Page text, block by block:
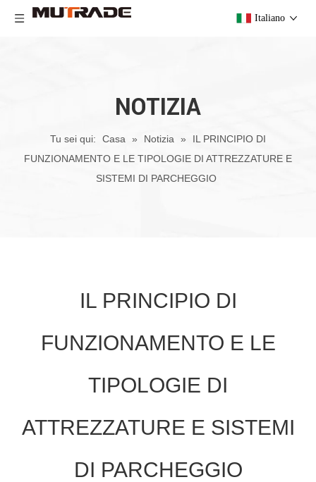
Italiano
NOTIZIA
Tu sei qui: Casa » Notizia »
IL PRINCIPIO DI
FUNZIONAMENTO E LE TIPOLOGIE DI ATTREZZATURE E
SISTEMI DI PARCHEGGIO
IL PRINCIPIO DI
FUNZIONAMENTO E LE
TIPOLOGIE DI
ATTREZZATURE E SISTEMI
DI PARCHEGGIO